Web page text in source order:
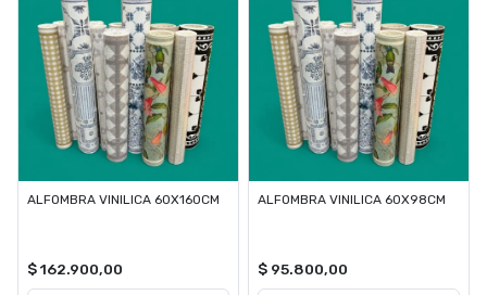
ALFOMBRA VINILICA 60X160CM
$ 162.900,00
ALFOMBRA VINILICA 60X98CM
$ 95.800,00